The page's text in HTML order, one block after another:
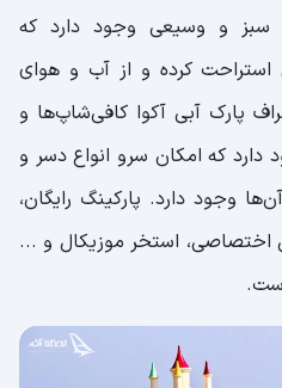
سبز و وسیعی وجود دارد که
استراحت کرده و از آب و هوای
پارک آبی آکوا کافی‌شاپ‌ها و
که امکان سرو انواع دسر و
وجود دارد. پارکینگ رایگان،
اختصاصی، استخر موزیکال و ...